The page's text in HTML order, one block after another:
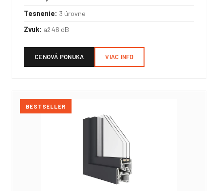
Tesnenie: 3 úrovne
Zvuk: až 46 dB
CENOVÁ PONUKA VIAC INFO
BESTSELLER